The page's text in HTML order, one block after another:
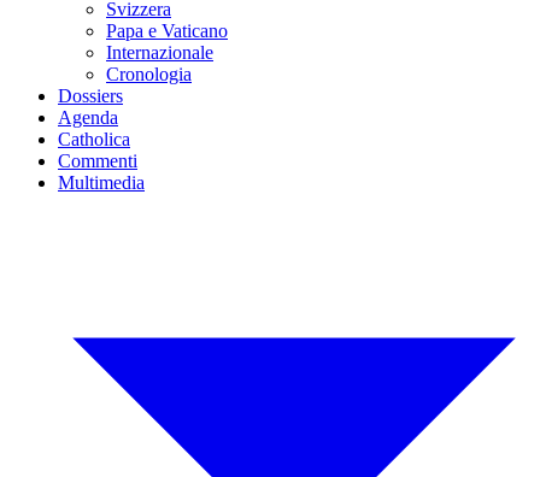
Svizzera
Papa e Vaticano
Internazionale
Cronologia
Dossiers
Agenda
Catholica
Commenti
Multimedia